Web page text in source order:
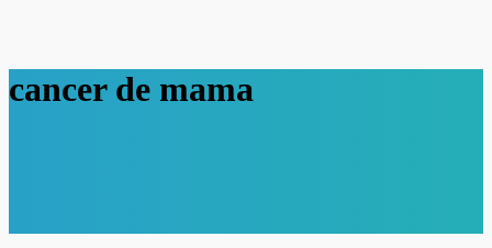
cancer de mama